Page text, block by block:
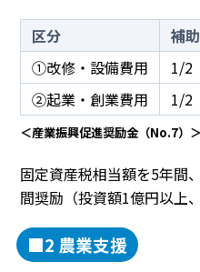
区分 補
①改修・設備費用
1/2
②起業・創業費用
1/2
＜産業振興促進奨励金（No.7）＞
固定資産税相当額を5年間
間奨励（投資額1億円以上
■2 農業支援